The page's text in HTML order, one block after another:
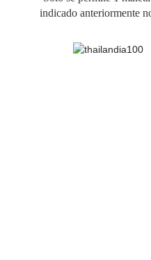
indicado anteriormente